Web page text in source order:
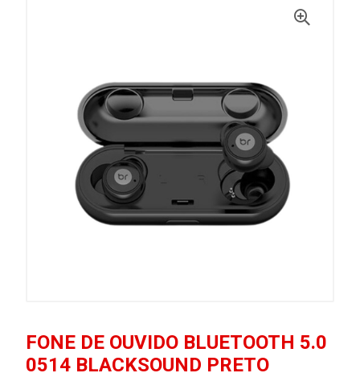
FONE DE OUVIDO BLUETOOTH 5.0
0514 BLACKSOUND PRETO